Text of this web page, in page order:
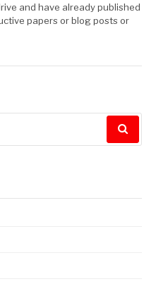
and have already published
papers or blog posts or